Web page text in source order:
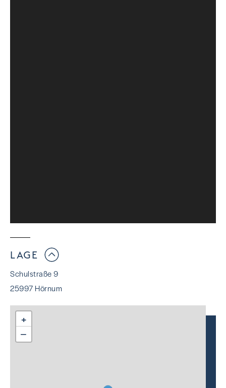
LAGE
Schulstraße 9
25997 Hörnum
+
−